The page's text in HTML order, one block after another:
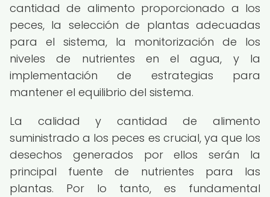
cantidad de alimento proporcionado a los
peces, la selección de plantas adecuadas
para el sistema, la monitorización de los
niveles de nutrientes en el agua, y la
implementación de estrategias para
mantener el equilibrio del sistema.
La calidad y cantidad de alimento
suministrado a los peces es crucial, ya que los
desechos generados por ellos serán la
principal fuente de nutrientes para las
plantas. Por lo tanto, es fundamental